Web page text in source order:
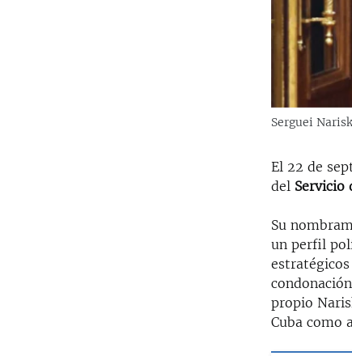
Serguei
El 22 de
del Servicio
Su
un perfil
propio
Cuba como